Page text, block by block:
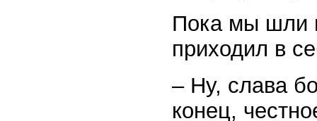
Пока мы шли
приходил в
– Ну, слава
конец,